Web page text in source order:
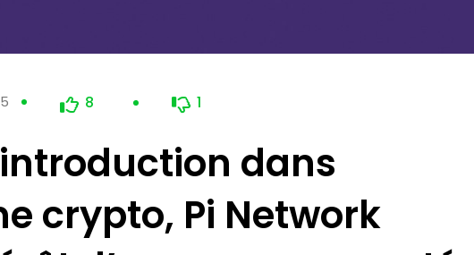
8 1
dans
crypto, Pi Network